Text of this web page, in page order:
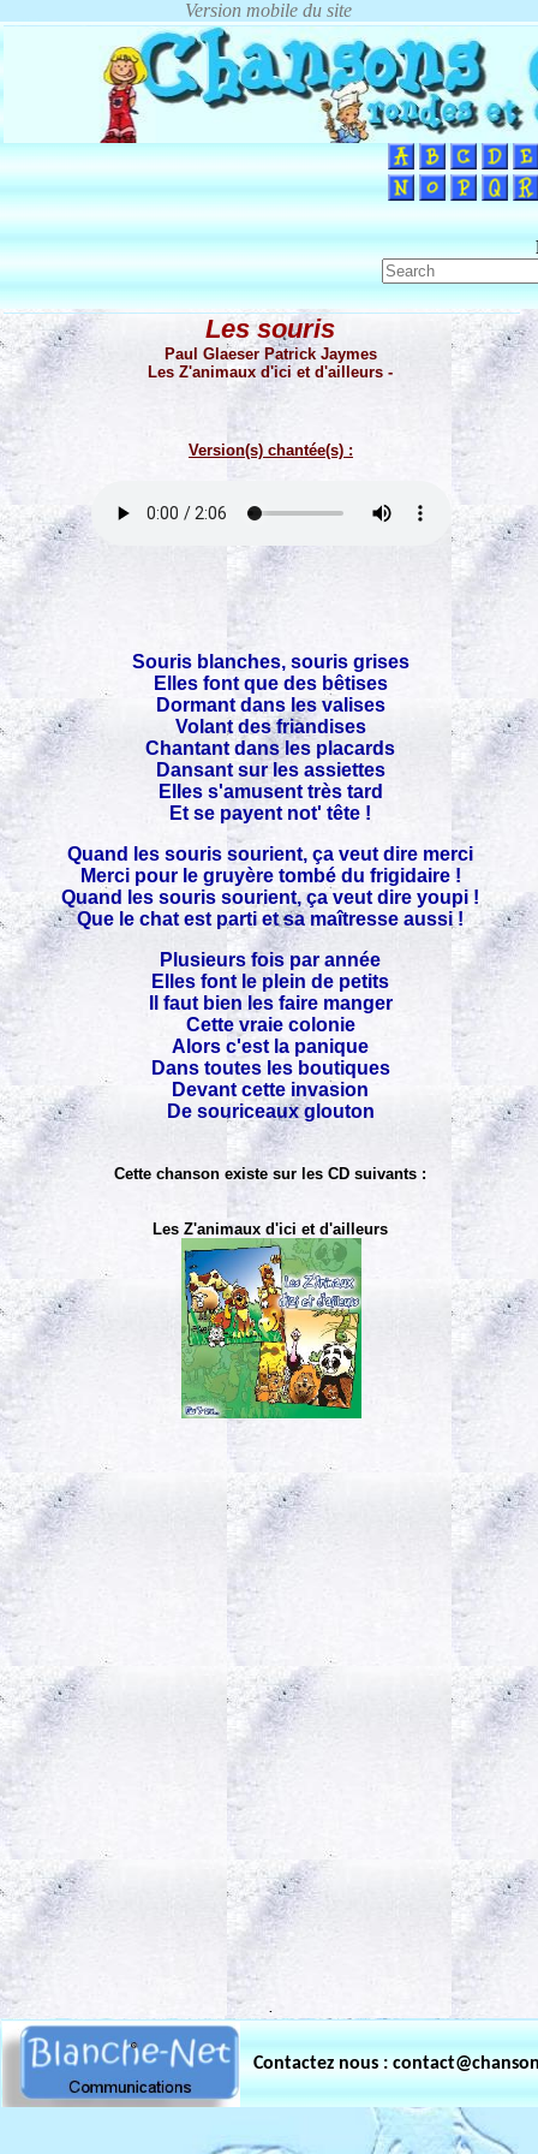
Les souris
Paul Glaeser Patrick Jaymes
Les Z'animaux d'ici et d'ailleurs -
Version(s) chantée(s) :
Souris blanches, souris grises
Elles font que des bêtises
Dormant dans les valises
Volant des friandises
Chantant dans les placards
Dansant sur les assiettes
Elles s'amusent très tard
Et se payent not' tête !
Quand les souris sourient, ça veut dire merci
Merci pour le gruyère tombé du frigidaire !
Quand les souris sourient, ça veut dire youpi !
Que le chat est parti et sa maîtresse aussi !
Plusieurs fois par année
Elles font le plein de petits
Il faut bien les faire manger
Cette vraie colonie
Alors c'est la panique
Dans toutes les boutiques
Devant cette invasion
De souriceaux glouton
Cette chanson existe sur les CD suivants :
Les Z'animaux d'ici et d'ailleurs
Contactez nous :